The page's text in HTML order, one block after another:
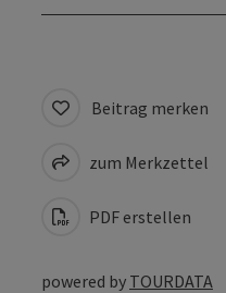
Beitrag merken
zum Merkzettel
PDF erstellen
powered by TOURDATA